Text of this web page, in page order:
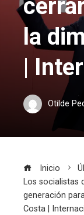
la
|
Otilde
Inicio
Los socialistas
generación
Costa |